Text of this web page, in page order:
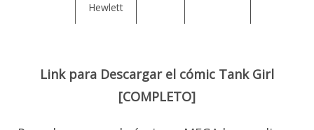
Hewlett
Link para Descargar el cómic Tank Girl
[COMPLETO]